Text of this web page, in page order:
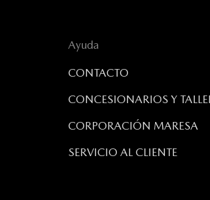
Ayuda
CONTACTO
CONCESIONARIOS Y
CORPORACIÓN MARESA
SERVICIO AL CLIENTE